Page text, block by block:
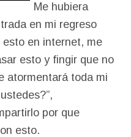
Me hubiera
en mi regreso
en internet, me
esto y fingir que no
atormentará toda mi
por que
esto.